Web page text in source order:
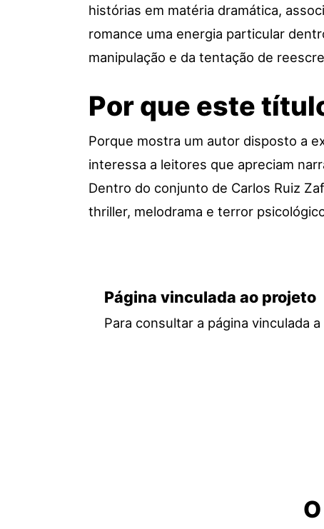
histórias em matéria dramática,
romance uma energia particular
manipulação e da tentação de
Por que este
Porque mostra um autor disposto a
interessa a leitores que apreciam
Dentro do conjunto de Carlos Ruiz
thriller, melodrama e terror
Página vinculada ao projeto
Para consultar a página vinculada